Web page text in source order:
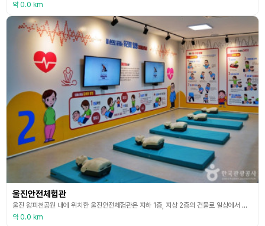
약 0.0 km
울진안전체험관
울진 왕피천공원 내에 위치한 울진안전체험관은 지하 1층, 지상 2층의 건물로 일상에서 위급상황에 처했을 때 당황하지 않고 대비할 수 있도록 상황에 따른 대처 방법을 체험할 수 있는 공간이다. 1층은 안전체험관으로 심폐소생술 체험, 구명조끼 착용법과 비상시 선박을 탈출할 수 있는 해양안전체험, 자동차 전복체험, 완강기 체험, 지진 시 강도별 대피요령을 익히는 지진체험, 화재 발생 시 대피요령과 소화기와 물 대포로 화재를 진압하는 체험 등이 있다. 2층은
약 0.0 km